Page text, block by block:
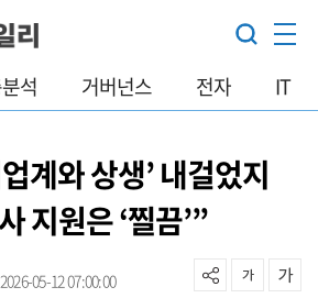
석 거버넌스 전자 IT
계와 상생’ 내걸었지
지원은 ‘찔끔’”
05-12 07:00:00